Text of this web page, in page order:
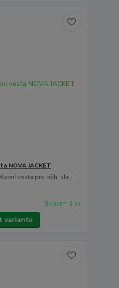
NOVA JACKET
vesta pro běh, ale i
Skladem 2 ks
variantu